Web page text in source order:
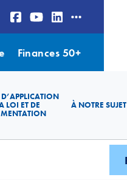
Finances 50+
LOI ET DE
À NOTRE SUJET